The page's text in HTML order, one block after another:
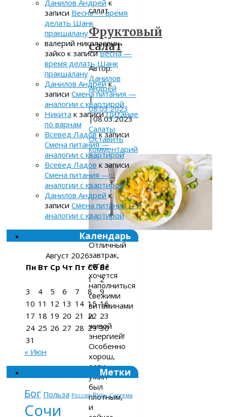
салат
Фруктовый
салат
Автор:
Данилов
Андрей
|
08.03.2023
|08.03.2023
Салаты
Оставить
комментарий
Отличный
завтрак,
когда
хочется
наполниться
свежими
витаминами
и
живой
энергией!
Особенно
хорош,
если
ужин
был
плотным,
и
Данилов Андрей к
записи Весна — время
делать Шанк
пракшалану
валерий николаевич
зайко к записиВесна —
время делать Шанк
пракшалану
Данилов Андрейк
записи Смена питания —
аналогии с квартирой
Никита к записиПитание
по варнам
Всевед Ладовк записи
Смена питания —
аналогии с квартирой
Всевед Ладов к записи
Смена питания —
аналогии с квартирой
Данилов Андрей к
записи Смена питания —
аналогии с квартирой
Календарь
Август 2026
Пн Вт Ср Чт Пт Сб Вс
1
2
3
4 5 6 7 8
9
10 11 12 13 14 15 16
17 18 19 20 21 22 23
24 25 26 27 28 29 30
31
« Июн
Метки
Бог Польза Россия Русь Система
Сочи